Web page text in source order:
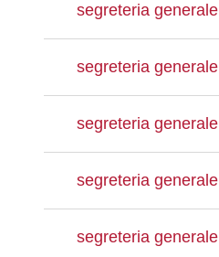
segreteria generale
segreteria generale
segreteria generale
segreteria generale
segreteria generale